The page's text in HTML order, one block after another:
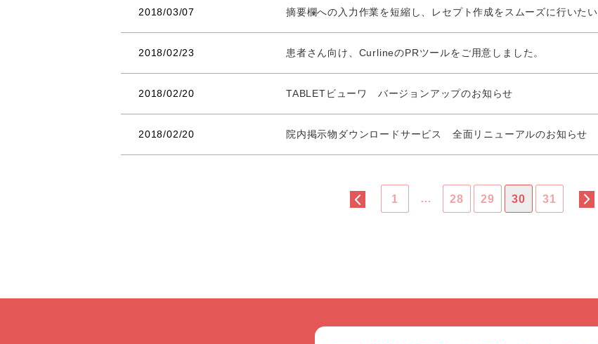
2018/03/07 摘要欄への入力作業を短縮し、レセプト作成をスムーズに行いたい
2018/02/23 患者さん向け、CurlineのPRツールをご用意しました。
2018/02/20 TABLETビューワ バージョンアップのお知らせ
2018/02/20 院内掲示物ダウンロードサービス 全面リニューアルのお知らせ
1 … 28 29 30 31